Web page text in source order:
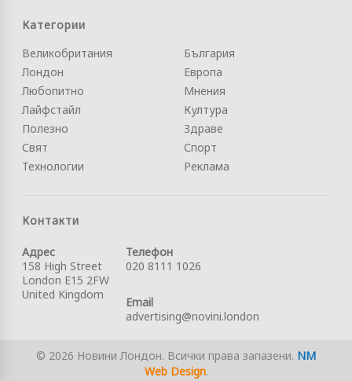
Категории
Великобритания
Лондон
Любопитно
Лайфстайл
Полезно
Свят
Технологии
България
Европа
Мнения
Култура
Здраве
Спорт
Реклама
Контакти
Адрес
158 High Street
London E15 2FW
United Kingdom
Телефон
020 8111 1026
Email
advertising@novini.london
© 2026 Новини Лондон. Всички права запазени. NM
Web Design.